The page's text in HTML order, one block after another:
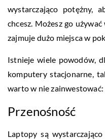
wystarczająco potężny,
chcesz. Możesz go
zajmuje dużo miejsca w
Istnieje wiele powodów,
komputery stacjonarne,
warto w nie zainwestować:
Przenośność
Laptopy są